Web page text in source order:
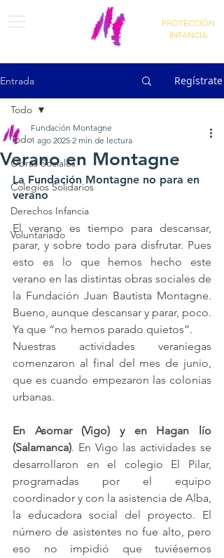
PROTECCIÓN
INFANCIA
Entrada Regístrate
Todo
Obras Sociales
Colegios Solidarios
Derechos Infancia
Voluntariado
Todo
Verano en Montagne
Fundación Montagne
1 ago 2025 2 min de lectura
La Fundación Montagne no para en
verano
El verano es tiempo para descansar,
parar, y sobre todo para disfrutar. Pues
esto es lo que hemos hecho este
verano en las distintas obras sociales de
la Fundación Juan Bautista Montagne.
Bueno, aunque descansar y parar, poco.
Ya que “no hemos parado quietos”.
Nuestras actividades veraniegas
comenzaron al final del mes de junio,
que es cuando empezaron las colonias
urbanas.
En Asomar (Vigo) y en Hagan lío
(Salamanca). En Vigo las actividades se
desarrollaron en el colegio El Pilar,
programadas por el equipo
coordinador y con la asistencia de Alba,
la educadora social del proyecto. El
número de asistentes no fue alto, pero
eso no impidió que tuviésemos